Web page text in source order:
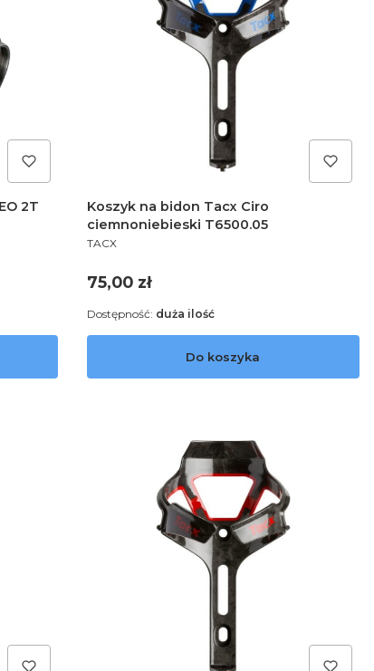
2T
Koszyk na bidon Tacx Ciro
ciemnoniebieski T6500.05
PRODUCENT
TACX
Cena
75,00 zł
Do koszyka
Dostępność: duża ilość